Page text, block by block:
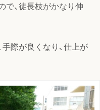
で、徒長枝がかなり伸
際が良くなり、仕上が